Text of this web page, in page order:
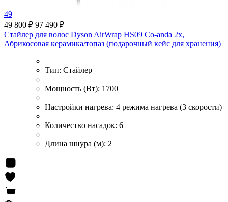
49
49 800 ₽ 97 490 ₽
Стайлер для волос Dyson AirWrap HS09 Co-anda 2x,
Абрикосовая керамика/топаз (подарочный кейс для хранения)
Тип: Стайлер
Мощность (Вт): 1700
Настройки нагрева: 4 режима нагрева (3 скорости)
Количество насадок: 6
Длина шнура (м): 2